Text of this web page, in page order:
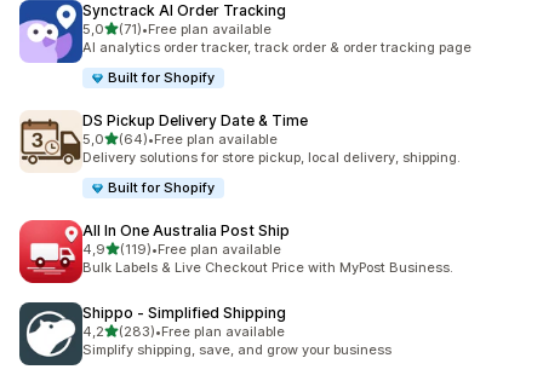
Synctrack AI Order Tracking
5,0av 5 stjerner
(71)
Totalt 71 omtaler
•Free plan available
AI analytics order tracker, track order & order tracking page
Built for Shopify
DS Pickup Delivery Date & Time
5,0av 5 stjerner
(64)
Totalt 64 omtaler
•Free plan available
Delivery solutions for store pickup, local delivery, shipping.
Built for Shopify
All In One Australia Post Ship
4,9av 5 stjerner
(119)
Totalt 119 omtaler
•Free plan available
Bulk Labels & Live Checkout Price with MyPost Business.
Shippo ‑ Simplified Shipping
4,2av 5 stjerner
(283)
Totalt 283 omtaler
•Free plan available
Simplify shipping, save, and grow your business